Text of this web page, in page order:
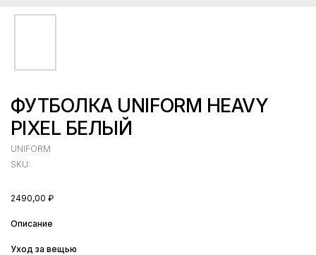
ФУТБОЛКА UNIFORM HEAVY
PIXEL БЕЛЫЙ
UNIFORM
SKU:
2490,00 ₽
Описание
Уход за вещью